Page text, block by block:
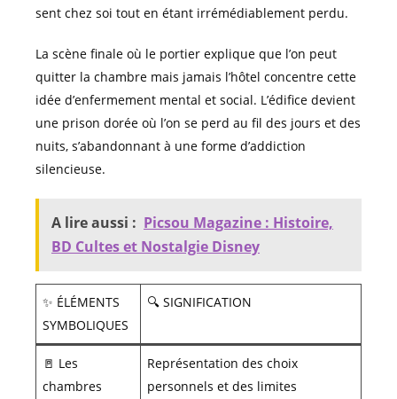
sent chez soi tout en étant irrémédiablement perdu.
La scène finale où le portier explique que l’on peut
quitter la chambre mais jamais l’hôtel concentre cette
idée d’enfermement mental et social. L’édifice devient
une prison dorée où l’on se perd au fil des jours et des
nuits, s’abandonnant à une forme d’addiction
silencieuse.
A lire aussi : Picsou Magazine : Histoire,
BD Cultes et Nostalgie Disney
✨ ÉLÉMENTS
SYMBOLIQUES
🔍 SIGNIFICATION
🚪 Les
chambres
Représentation des choix
personnels et des limites